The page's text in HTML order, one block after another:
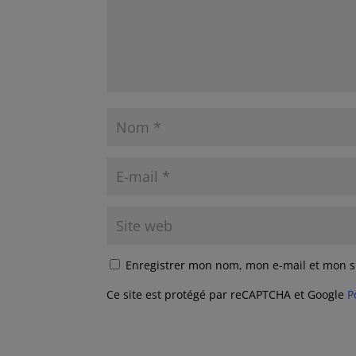
Enregistrer mon nom, mon e-mail et mon
Ce site est protégé par reCAPTCHA et Google